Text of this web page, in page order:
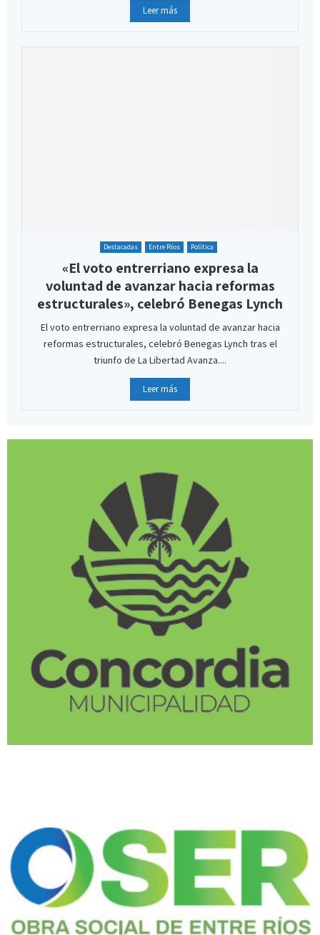
Leer más
Destacadas Entre Ríos Política
«El voto entrerriano expresa la
voluntad de avanzar hacia reformas
estructurales», celebró Benegas Lynch
El voto entrerriano expresa la voluntad de avanzar hacia
reformas estructurales, celebró Benegas Lynch tras el
triunfo de La Libertad Avanza....
Leer más